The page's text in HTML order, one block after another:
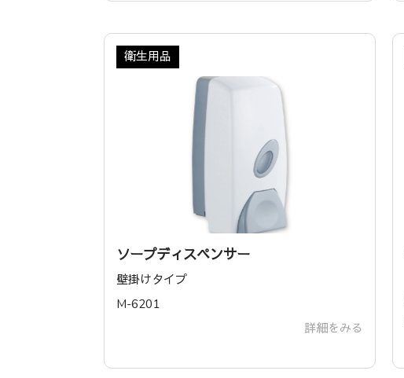
衛生用品
ソープディスペンサー
壁掛けタイプ
‎M-6201
詳細をみる